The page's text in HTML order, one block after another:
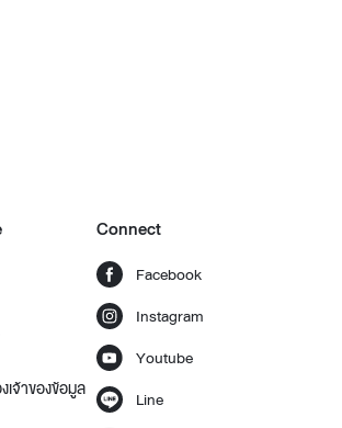
เจ้าของข้อมูล
Connect
Facebook
Instagram
Youtube
Line